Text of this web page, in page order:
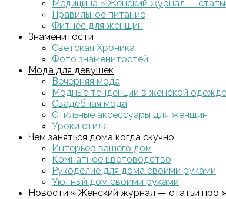
Медицина » Женский журнал —
Правильное питание
Фитнес для женщин
Знаменитости
Светская Хроника
Фото знаменитостей
Мода для девушек
Вечерняя мода
Модные тенденции в женской одежде
Свадебная мода
Стильные аксессуары для женщин
Уроки стиля
Чем заняться дома когда скучно
Интерьер вашего дом
Комнатное цветоводство
Рукоделие для дома своими руками
Уютный дом своими руками
Новости » Женский журнал — статьи про